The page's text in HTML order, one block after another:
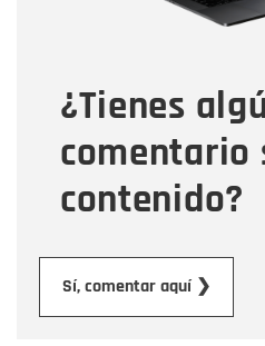
¿Tienes
comentario
contenido?
Sí, comentar aquí ❯
Tipo de comentario
Mensaje